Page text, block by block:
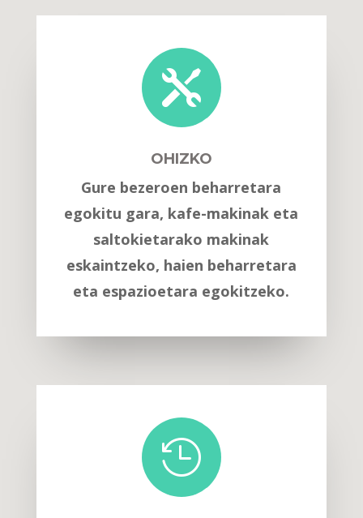

OHIZKO
Gure bezeroen beharretara
egokitu gara, kafe-makinak eta
saltokietarako makinak
eskaintzeko, haien beharretara
eta espazioetara egokitzeko.
